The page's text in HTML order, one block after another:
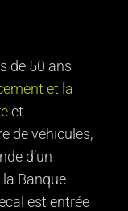
de 50 ans
et la
et
de véhicules,
d’un
Banque
est entrée